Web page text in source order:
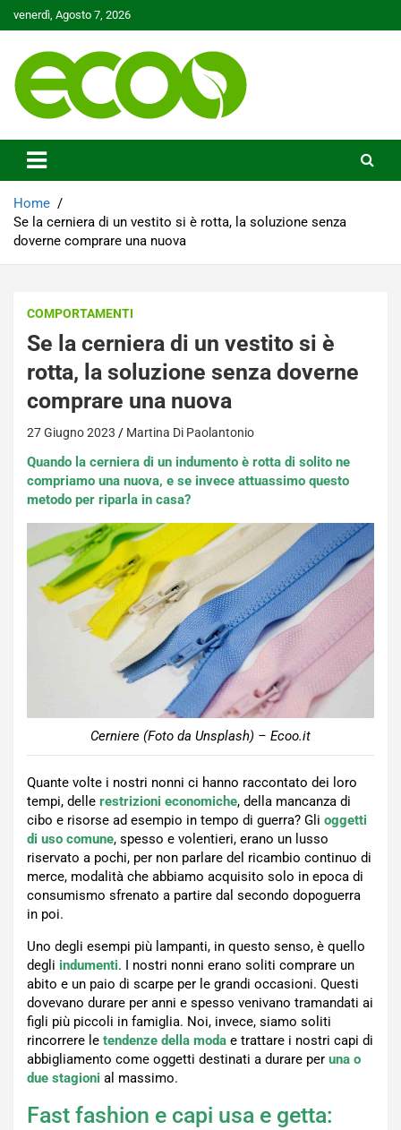
to
venerdì, Agosto 7, 2026
Ecoo.it
Home
Se la cerniera di un vestito si è rotta, la soluzione senza
doverne comprare una nuova
COMPORTAMENTI
Se la cerniera di un vestito si è
rotta, la soluzione senza doverne
comprare una nuova
27 Giugno 2023 Martina Di Paolantonio
Quando la cerniera di un indumento è rotta di solito ne
compriamo una nuova, e se invece attuassimo questo
metodo per riparla in casa?
Cerniere (Foto da Unsplash) – Ecoo.it
Quante volte i nostri nonni ci hanno raccontato dei loro
tempi, delle restrizioni economiche, della mancanza di
cibo e risorse ad esempio in tempo di guerra? Gli oggetti
di uso comune, spesso e volentieri, erano un lusso
riservato a pochi, per non parlare del ricambio continuo di
merce, modalità che abbiamo acquisito solo in epoca di
consumismo sfrenato a partire dal secondo dopoguerra
in poi.
Uno degli esempi più lampanti, in questo senso, è quello
degli indumenti. I nostri nonni erano soliti comprare un
abito e un paio di scarpe per le grandi occasioni. Questi
dovevano durare per anni e spesso venivano tramandati ai
figli più piccoli in famiglia. Noi, invece, siamo soliti
rincorrere le tendenze della moda e trattare i nostri capi di
abbigliamento come oggetti destinati a durare per una o
due stagioni al massimo.
Fast fashion e capi usa e getta: